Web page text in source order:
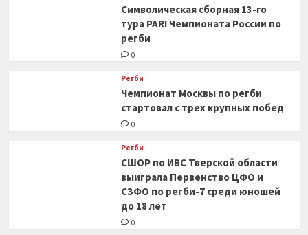
Символическая сборная 13-го
тура PARI Чемпионата России по
регби
0
Регби
Чемпионат Москвы по регби
стартовал с трех крупных побед
0
Регби
СШОР по ИВС Тверской области
выиграла Первенство ЦФО и
СЗФО по регби-7 среди юношей
до 18 лет
0